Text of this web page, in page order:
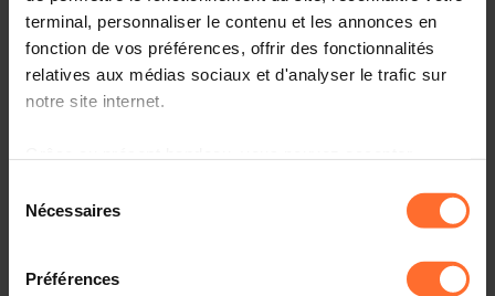
terminal, personnaliser le contenu et les annonces en
fonction de vos préférences, offrir des fonctionnalités
relatives aux médias sociaux et d'analyser le trafic sur
notre site internet.
à l’exception des cookies strictement nécessaires au
fonctionnement du site. Une description des différents
cookies est accessible sous l’onglet « Détails » ci-
dessus.
Nécessaires
Préférences
Projekttexte